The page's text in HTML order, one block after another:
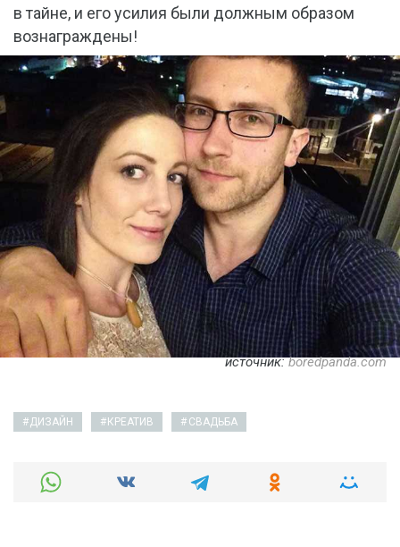
в тайне, и его усилия были должным образом
вознаграждены!
источник:boredpanda.com
ДИЗАЙН КРЕАТИВ СВАДЬБА